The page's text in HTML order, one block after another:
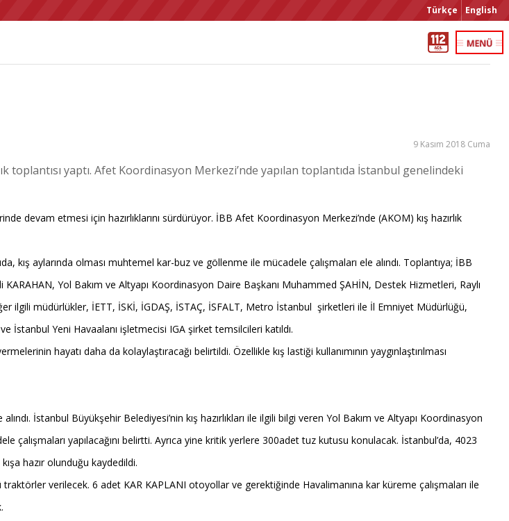
Türkçe English
9 Kasım 2018 Cuma
toplantısı yaptı. Afet Koordinasyon Merkezi’nde yapılan toplantıda İstanbul genelindeki
devam etmesi için hazırlıklarını sürdürüyor. İBB Afet Koordinasyon Merkezi’nde (AKOM) kış hazırlık
kış aylarında olması muhtemel kar-buz ve göllenme ile mücadele çalışmaları ele alındı. Toplantıya; İBB
Yol Bakım ve Altyapı Koordinasyon Daire Başkanı Muhammed ŞAHİN, Destek Hizmetleri, Raylı
ilgili müdürlükler, İETT, İSKİ, İGDAŞ, İSTAÇ, İSFALT, Metro İstanbul şirketleri ile İl Emniyet Müdürlüğü,
İstanbul Yeni Havaalanı işletmecisi IGA şirket temsilcileri katıldı.
hayatı daha da kolaylaştıracağı belirtildi. Özellikle kış lastiği kullanımının yaygınlaştırılması
İstanbul Büyükşehir Belediyesi’nin kış hazırlıkları ile ilgili bilgi veren Yol Bakım ve Altyapı Koordinasyon
çalışmaları yapılacağını belirtti. Ayrıca yine kritik yerlere 300adet tuz kutusu konulacak. İstanbul’da, 4023
hazır olunduğu kaydedildi.
verilecek. 6 adet KAR KAPLANI otoyollar ve gerektiğinde Havalimanına kar küreme çalışmaları ile